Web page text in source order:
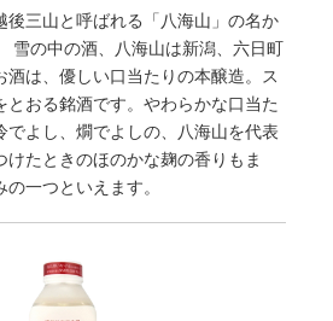
後三山と呼ばれる「八海山」の名か
雪の中の酒、八海山は新潟、六日町
酒は、優しい口当たりの本醸造。ス
とおる銘酒です。やわらかな口当た
でよし、燗でよしの、八海山を代表
けたときのほのかな麹の香りもま
一つといえます。